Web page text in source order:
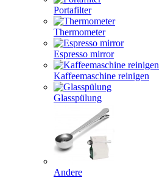
Portafilter
Thermometer
Espresso mirror
Kaffeemaschine reinigen
Glasspülung
Andere